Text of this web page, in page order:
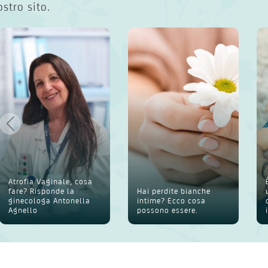
sito.
Atrofia Vaginale, cosa
fare? Risponde la
ginecologa Antonella
Agnello
Hai perdite bianche
intime? Ecco cosa
possono essere.